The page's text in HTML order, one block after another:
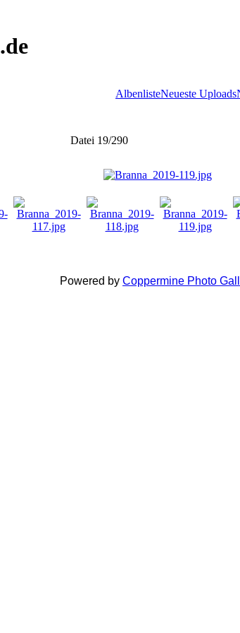
AlbenlisteNeueste Uploads
Datei 19/290
Powered by Coppermine Photo